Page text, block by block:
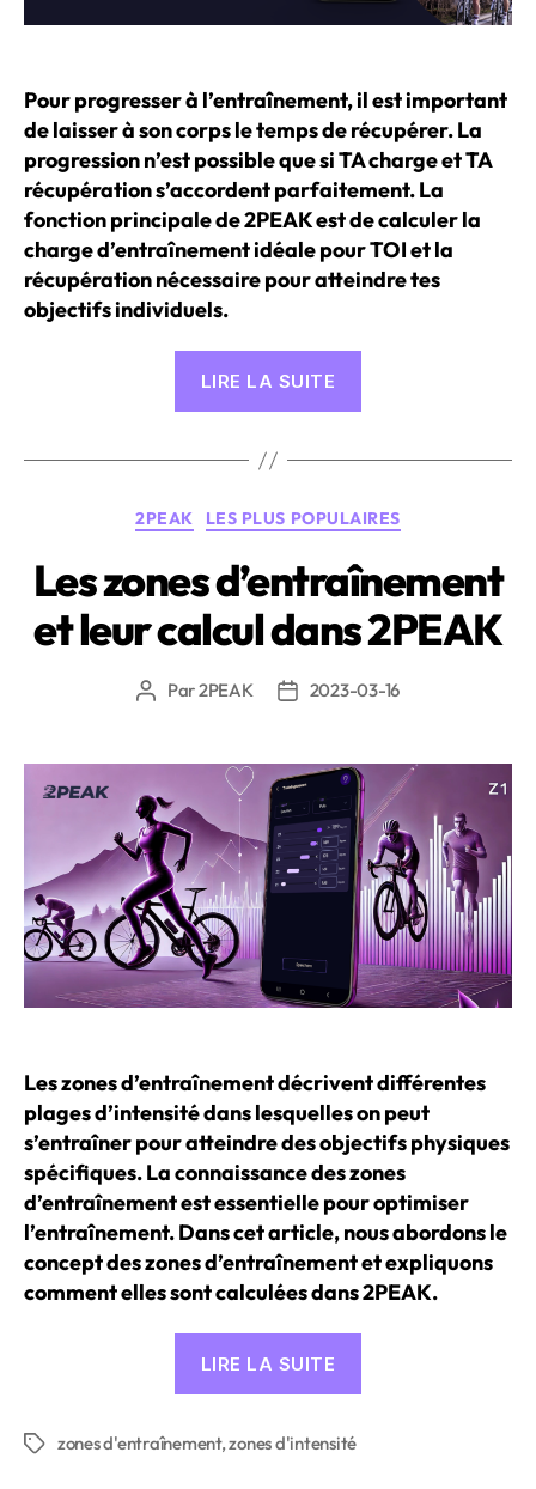
Pour progresser à l’entraînement, il est important
de laisser à son corps le temps de récupérer. La
progression n’est possible que si TA charge et TA
récupération s’accordent parfaitement. La
fonction principale de 2PEAK est de calculer la
charge d’entraînement idéale pour TOI et la
récupération nécessaire pour atteindre tes
objectifs individuels.
LIRE LA SUITE
Régénération
expliquée »
Catégories
2PEAK LES PLUS POPULAIRES
Les zones d’entraînement
et leur calcul dans 2PEAK
Auteur
Par2PEAK
Date2023-03-16
Les zones d’entraînement décrivent différentes
plages d’intensité dans lesquelles on peut
s’entraîner pour atteindre des objectifs physiques
spécifiques. La connaissance des zones
d’entraînement est essentielle pour optimiser
l’entraînement. Dans cet article, nous abordons le
concept des zones d’entraînement et expliquons
comment elles sont calculées dans 2PEAK.
LIRE LA SUITE
Étiquettes
zones d'entraînement,zones d'intensité